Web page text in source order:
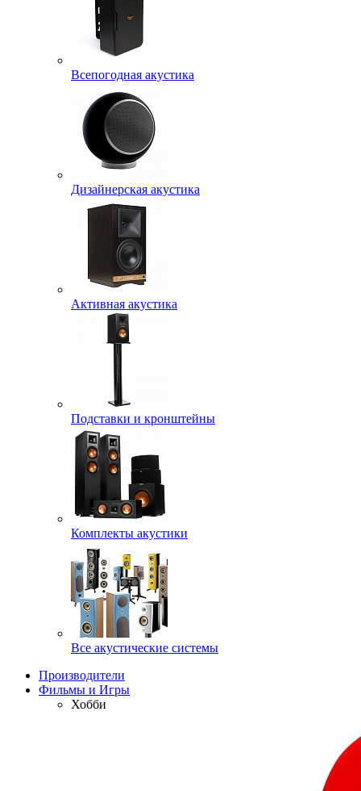
Всепогодная акустика
Дизайнерская акустика
Активная акустика
Подставки и кронштейны
Комплекты акустики
Все акустические системы
Производители
Фильмы и Игры
Хобби